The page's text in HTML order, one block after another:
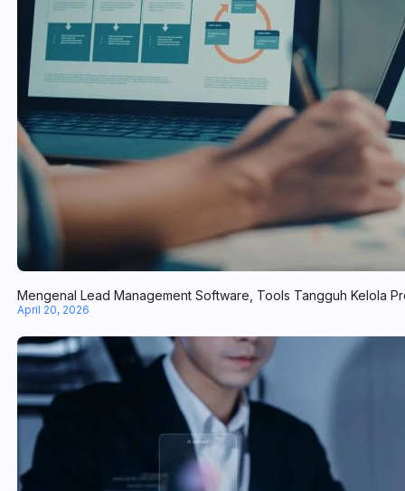
Mengenal Lead Management Software, Tools Tangguh Kelola
April 20, 2026